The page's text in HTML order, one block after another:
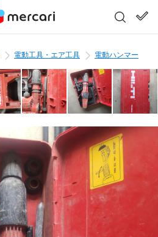
電動工具・エア工具 電動ハンマー